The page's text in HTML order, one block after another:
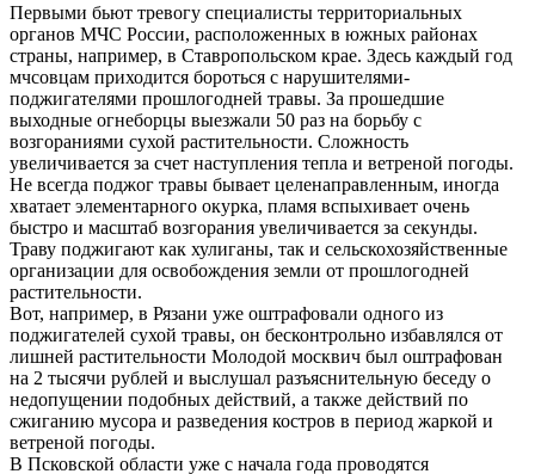
Первыми бьют тревогу специалисты территориальных
органов МЧС России, расположенных в южных районах
страны, например, в Ставропольском крае. Здесь каждый год
мчсовцам приходится бороться с нарушителями-
поджигателями прошлогодней травы. За прошедшие
выходные огнеборцы выезжали 50 раз на борьбу с
возгораниями сухой растительности. Сложность
увеличивается за счет наступления тепла и ветреной погоды.
Не всегда поджог травы бывает целенаправленным, иногда
хватает элементарного окурка, пламя вспыхивает очень
быстро и масштаб возгорания увеличивается за секунды.
Траву поджигают как хулиганы, так и сельскохозяйственные
организации для освобождения земли от прошлогодней
растительности.
Вот, например, в Рязани уже оштрафовали одного из
поджигателей сухой травы, он бесконтрольно избавлялся от
лишней растительности Молодой москвич был оштрафован
на 2 тысячи рублей и выслушал разъяснительную беседу о
недопущении подобных действий, а также действий по
сжиганию мусора и разведения костров в период жаркой и
ветреной погоды.
В Псковской области уже с начала года проводятся